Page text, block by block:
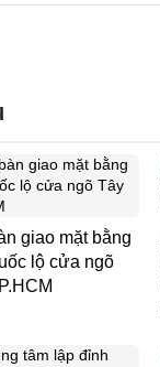
giao mặt bằng
lộ cửa ngõ